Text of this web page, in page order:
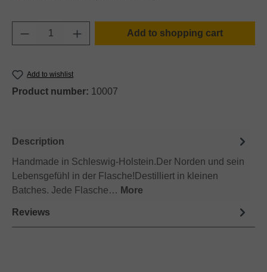
Product Quantity: Enter the desired
Add to shopping cart
Add to wishlist
Product number: 10007
Description
Handmade in Schleswig-Holstein.Der Norden und sein
Lebensgefühl in der Flasche!Destilliert in kleinen
Batches. Jede Flasche… More
Reviews